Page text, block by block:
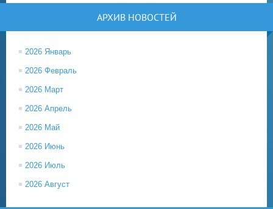
АРХИВ НОВОСТЕЙ
2026 Январь
2026 Февраль
2026 Март
2026 Апрель
2026 Май
2026 Июнь
2026 Июль
2026 Август